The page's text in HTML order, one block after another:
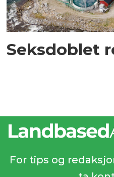
Seksdoblet
For tips og